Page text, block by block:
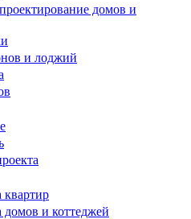
домов и
и лоджий
квартир
домов и коттеджей